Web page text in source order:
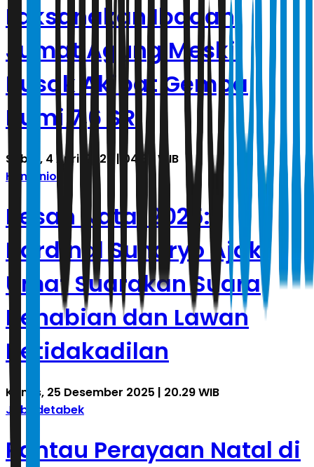
Laksanakan Ibadah
Jumat Agung Meski
Rusak Akibat Gempa
Bumi 7,6 SR
Sabtu, 4 April 2026 | 04.36 WIB
Humaniora
Pesan Natal 2025:
Kardinal Suharyo Ajak
Umat Suarakan Suara
Kenabian dan Lawan
Ketidakadilan
Kamis, 25 Desember 2025 | 20.29 WIB
Jabodetabek
Pantau Perayaan Natal di